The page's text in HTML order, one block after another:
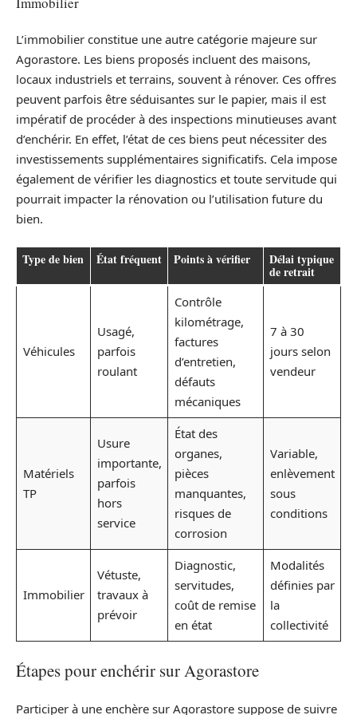
L’immobilier constitue une autre catégorie majeure sur
Agorastore. Les biens proposés incluent des maisons,
locaux industriels et terrains, souvent à rénover. Ces offres
peuvent parfois être séduisantes sur le papier, mais il est
impératif de procéder à des inspections minutieuses avant
d’enchérir. En effet, l’état de ces biens peut nécessiter des
investissements supplémentaires significatifs. Cela impose
également de vérifier les diagnostics et toute servitude qui
pourrait impacter la rénovation ou l’utilisation future du
bien.
Type de bien État fréquent Points à vérifier Délai typique
de retrait
Véhicules
Usagé,
parfois
roulant
Contrôle
kilométrage,
factures
d’entretien,
défauts
mécaniques
7 à 30
jours selon
vendeur
Matériels
TP
Usure
importante,
parfois
hors
service
État des
organes,
pièces
manquantes,
risques de
corrosion
Variable,
enlèvement
sous
conditions
Immobilier
Vétuste,
travaux à
prévoir
Diagnostic,
servitudes,
coût de remise
en état
Modalités
définies par
la
collectivité
Étapes pour enchérir sur Agorastore
Participer à une enchère sur Agorastore suppose de suivre